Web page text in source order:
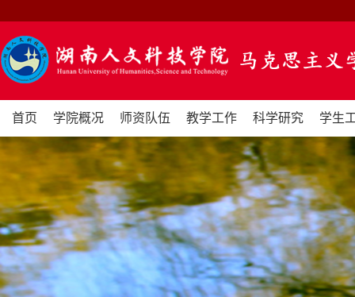
首页 学院概况 师资队伍 教学工作 科学研究 学生